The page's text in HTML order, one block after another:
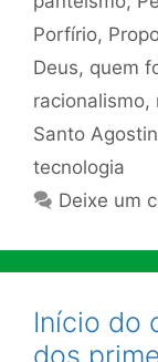
Porfírio,
Deus, quem
racionalismo,
Santo
tecnologia
Deixe um
Início do
dos